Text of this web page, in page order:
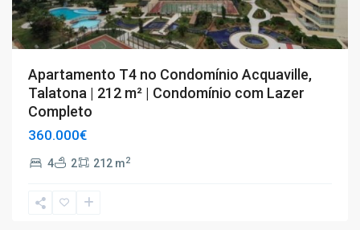
Apartamento T4 no Condomínio Acquaville,
Talatona | 212 m² | Condomínio com Lazer
Completo
360.000€
4 2 212 m2